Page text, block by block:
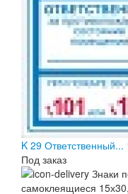
K 29
Под заказ